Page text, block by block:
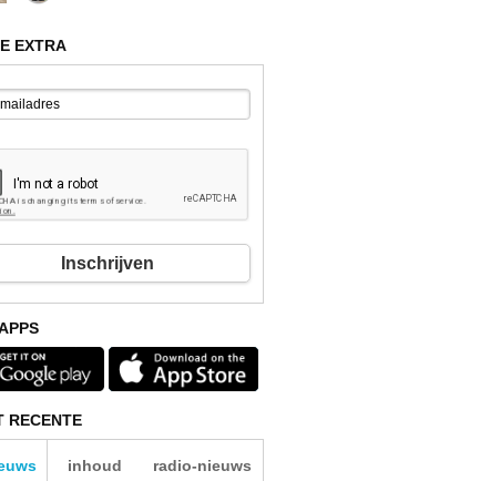
EXTRA
Inschrijven
RECENTE
inhoud radio-nieuws